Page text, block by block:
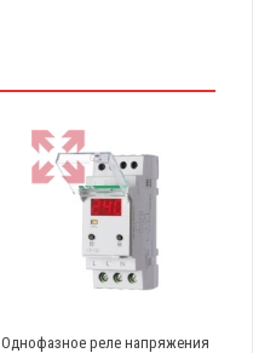
Однофазное реле напряжения